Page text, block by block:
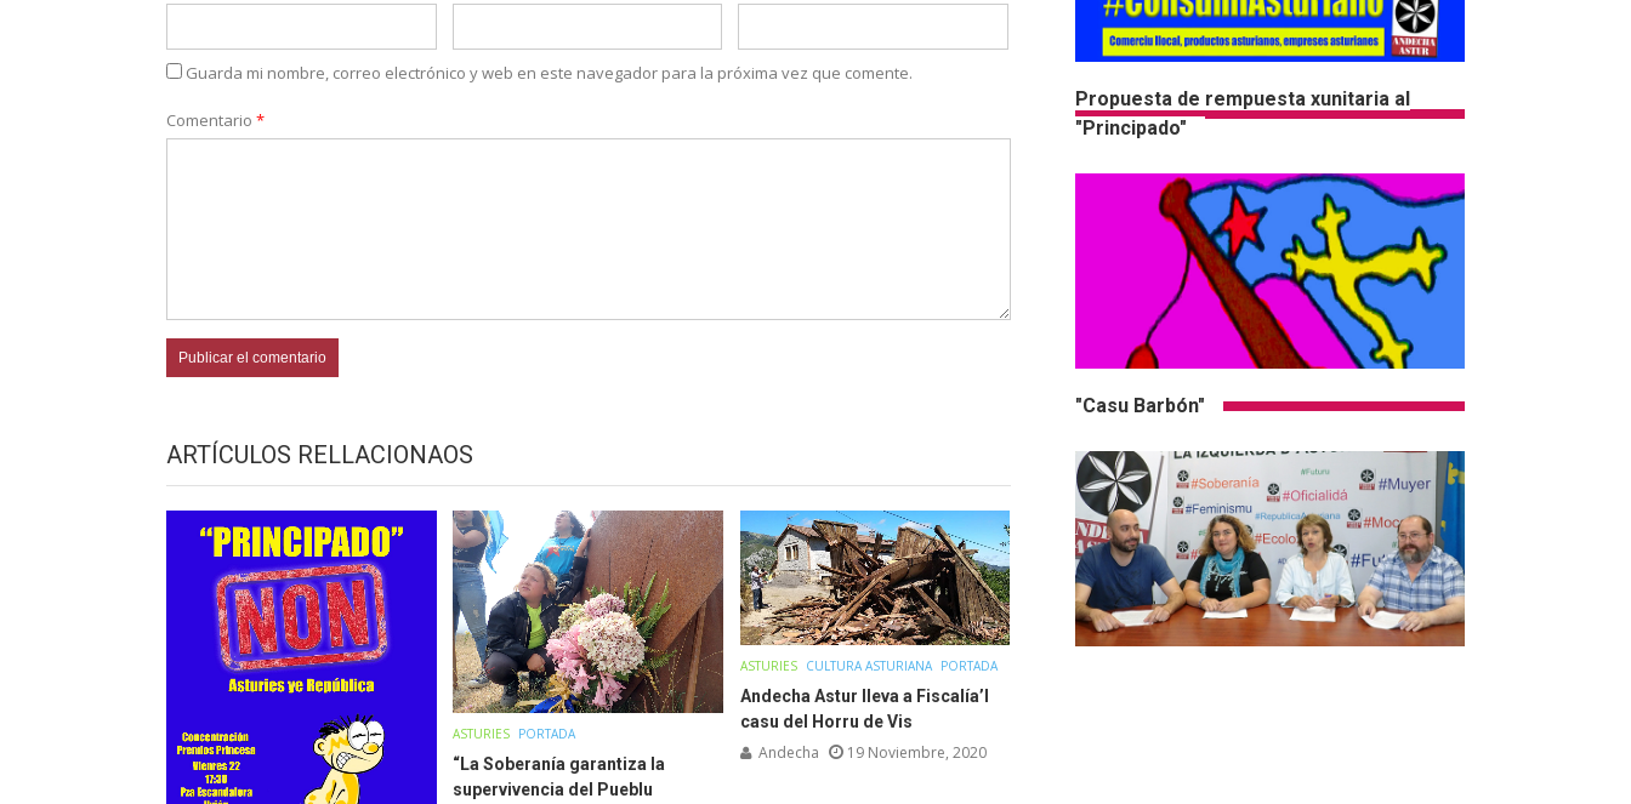
Guarda mi nombre, correo electrónico y web en este navegador para la próxima vez que comente.
Comentario *
ARTÍCULOS RELLACIONAOS
ASTURIES PORTADA
“La Soberanía garantiza la
supervivencia del Pueblu
ASTURIES CULTURA ASTURIANA PORTADA
Andecha Astur lleva a Fiscalía’l
casu del Horru de Vis
Andecha 19 Noviembre, 2020
Propuesta de rempuesta xunitaria al
"Principado"
"Casu Barbón"